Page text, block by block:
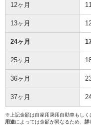
12ヶ月
13ヶ月
24ヶ月
25ヶ月
36ヶ月
37ヶ月
※上記金額は自家用乗用自動車もしく
用途によっては金額が異なるため、 詳